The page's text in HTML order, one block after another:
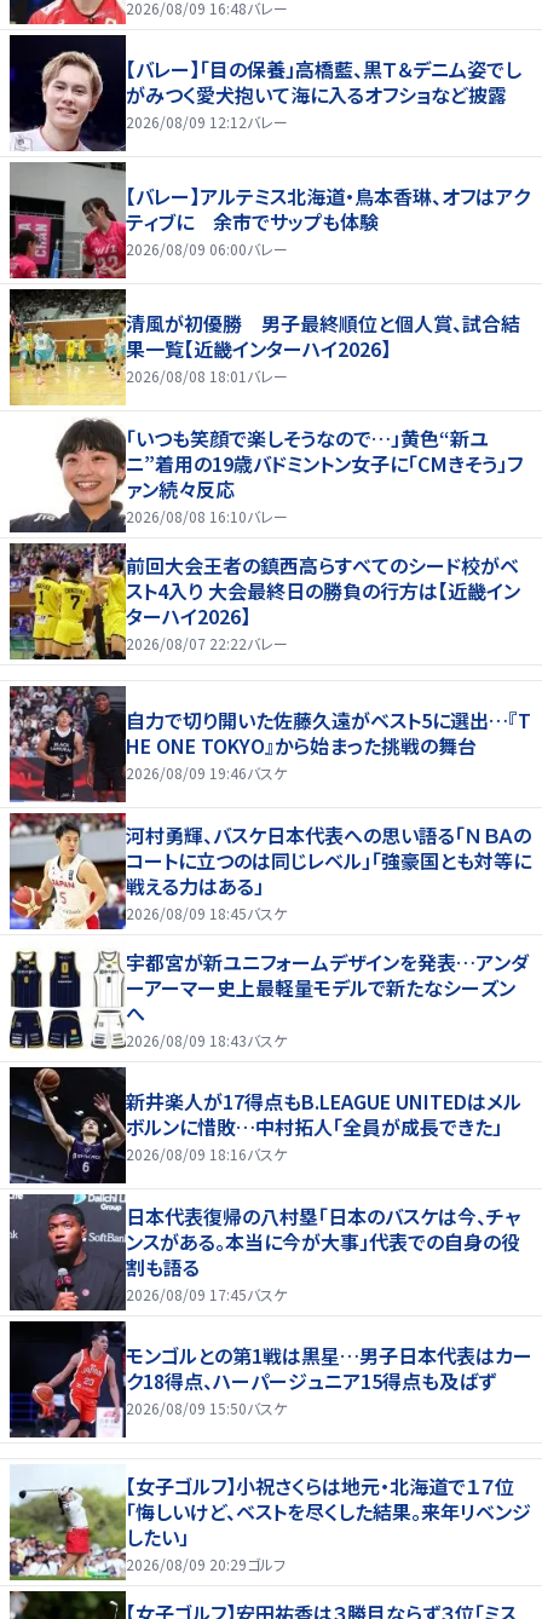
2026/08/09 16:48バレー
【バレー】「目の保養」高橋藍、黒Ｔ＆デニム姿でし
がみつく愛犬抱いて海に入るオフショなど披露
2026/08/09 12:12バレー
【バレー】アルテミス北海道・鳥本香琳、オフはアク
ティブに 余市でサップも体験
2026/08/09 06:00バレー
清風が初優勝 男子最終順位と個人賞、試合結
果一覧【近畿インターハイ2026】
2026/08/08 18:01 バレー
「いつも笑顔で楽しそうなので…」黄色“新ユ
ニ”着用の19歳バドミントン女子に「CMきそう」フ
ァン続々反応
2026/08/08 16:10バレー
前回大会王者の鎮西高らすべてのシード校がベ
スト4入り 大会最終日の勝負の行方は【近畿イン
ターハイ2026】
2026/08/07 22:22バレー
自力で切り開いた佐藤久遠がベスト5に選出…『T
HE ONE TOKYO』から始まった挑戦の舞台
2026/08/09 19:46バスケ
河村勇輝、バスケ日本代表への思い語る「ＮＢＡの
コートに立つのは同じレベル」「強豪国とも対等に
戦える力はある」
2026/08/09 18:45バスケ
宇都宮が新ユニフォームデザインを発表…アンダ
ーアーマー史上最軽量モデルで新たなシーズン
へ
2026/08/09 18:43バスケ
新井楽人が17得点もB.LEAGUE UNITEDはメル
ボルンに惜敗…中村拓人「全員が成長できた」
2026/08/09 18:16バスケ
日本代表復帰の八村塁「日本のバスケは今、チャ
ンスがある。本当に今が大事」代表での自身の役
割も語る
2026/08/09 17:45バスケ
モンゴルとの第1戦は黒星…男子日本代表はカー
ク18得点、ハーパージュニア15得点も及ばず
2026/08/09 15:50バスケ
【女子ゴルフ】小祝さくらは地元・北海道で１７位
「悔しいけど、ベストを尽くした結果。来年リベンジ
したい」
2026/08/09 20:29ゴルフ
【女子ゴルフ】安田祐香は３勝目ならず３位「ミス